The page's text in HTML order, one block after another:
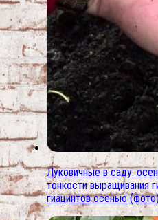
Луковичные в саду:
тонкости выращивания
гиацинтов осенью